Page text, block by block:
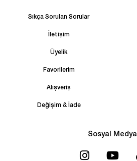
Sıkça Sorulan Sorular
İletişim
Üyelik
Favorilerim
Alışveriş
Değişim & İade
Sosyal Medya